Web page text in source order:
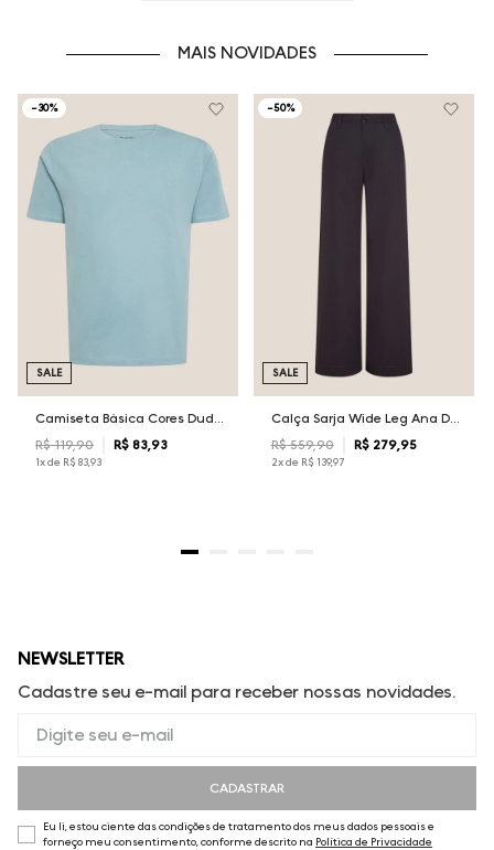
MAIS NOVIDADES
-30%
R$ 119,90 R$ 83, 93
1x de R$ 83,93
SALE
-50%
Calça Sarja Wide Leg Ana Dudalina Feminina
R$ 559,90 R$ 279, 95
2x de R$ 139,97
SALE
NEWSLETTER
Cadastre seu e-mail para receber nossas novidades.
CADASTRAR
Eu li, estou ciente das condições de tratamento dos meus dados pessoais e
forneço meu consentimento, conforme descrito na Política de Privacidade